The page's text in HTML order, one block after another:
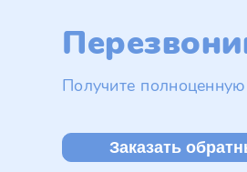
Получите
Заказать